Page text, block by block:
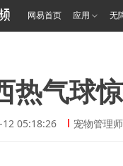
网易首页 应用 无
热气球
05:18:26 宠物管理